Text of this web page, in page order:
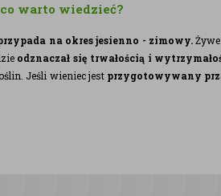
warto wiedzieć?
na okres jesienno - zimowy.Żywe
odznaczał się trwałością i
Jeśli wieniec jest przygotowywany